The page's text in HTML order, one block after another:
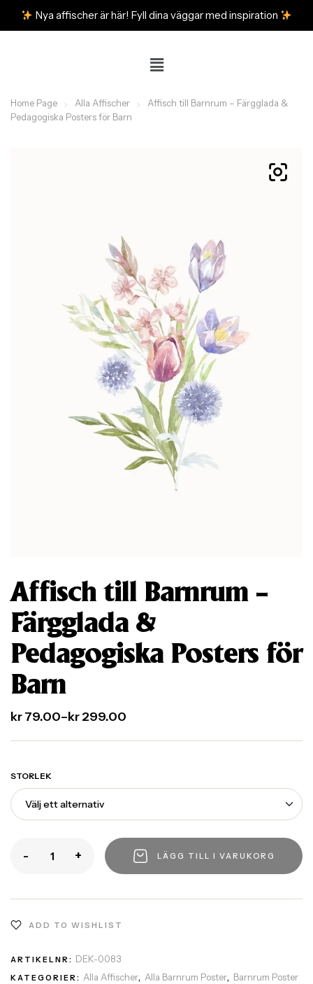
Nya affischer är här! Fyll dina väggar med inspiration
Home Page Alla Affischer
Affisch till Barnrum – Färgglada &
Pedagogiska Posters för Barn
Affisch till Barnrum –
Färgglada &
Pedagogiska Posters för
Barn
kr79.00–kr299.00
STORLEK
- + LÄGG TILL I VARUKORG
ADD TO WISHLIST
ARTIKELNR: DEK-0083
KATEGORIER: Alla Affischer, Alla Barnrum Poster, Barnrum Poster